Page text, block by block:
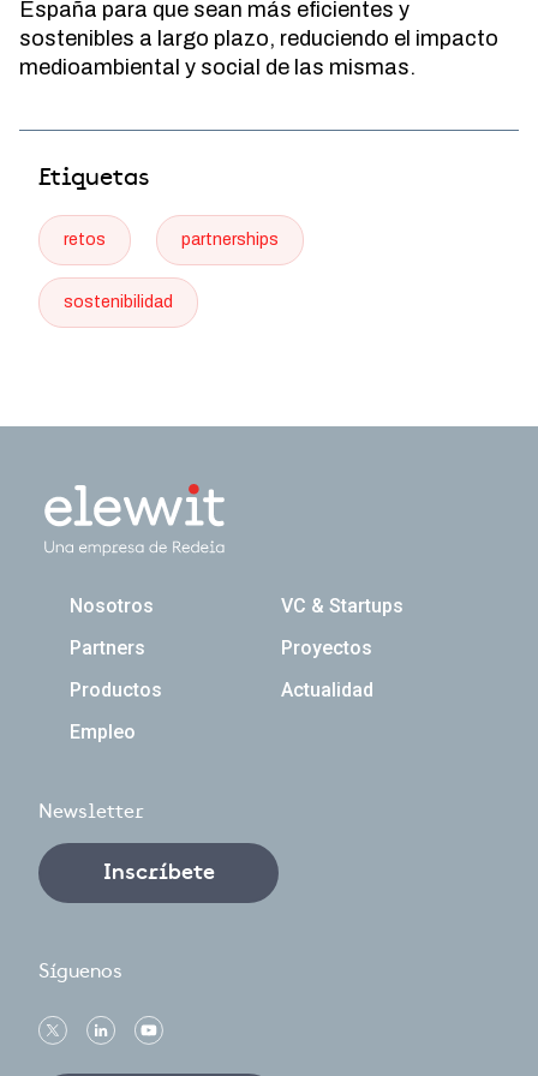
España para que sean más eficientes y
sostenibles a largo plazo, reduciendo el impacto
medioambiental y social de las mismas.
Etiquetas
retos partnerships
sostenibilidad
Navegación principal
Nosotros
VC & Startups
Partners
Proyectos
Productos
Actualidad
Empleo
Newsletter
Inscríbete
Síguenos